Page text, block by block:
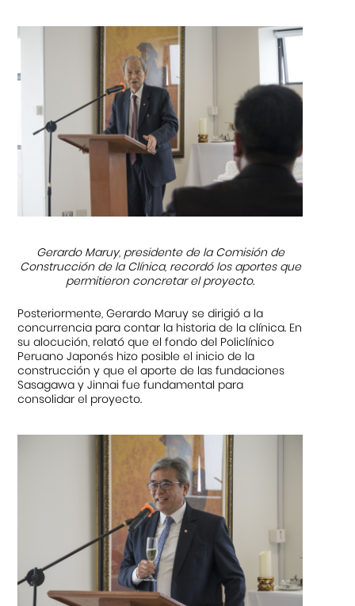
Gerardo Maruy, presidente de la Comisión de
Construcción de la Clínica, recordó los aportes que
permitieron concretar el proyecto.
Posteriormente, Gerardo Maruy se dirigió a la
concurrencia para contar la historia de la clínica. En
su alocución, relató que el fondo del Policlínico
Peruano Japonés hizo posible el inicio de la
construcción y que el aporte de las fundaciones
Sasagawa y Jinnai fue fundamental para
consolidar el proyecto.